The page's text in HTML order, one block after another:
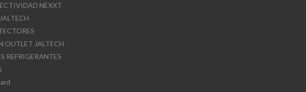
NEXXT
OUTLET JALTECH
REFRIGERANTES